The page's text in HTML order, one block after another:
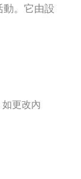
。它由設
更改內